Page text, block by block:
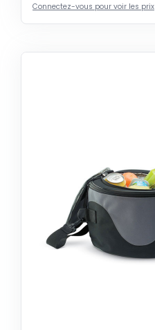
Connectez-vous pour voir les prix